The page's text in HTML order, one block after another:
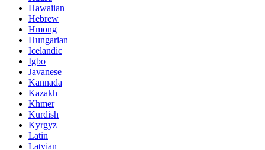
Hawaiian
Hebrew
Hmong
Hungarian
Icelandic
Igbo
Javanese
Kannada
Kazakh
Khmer
Kurdish
Kyrgyz
Latin
Latvian